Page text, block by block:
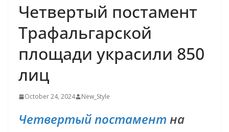
Четвертый постамент
Трафальгарской
площади украсили 850
лиц
October 24, 2024 New_Style
Четвертый постамент на